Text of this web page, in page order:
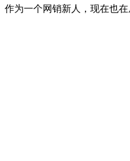
作为一个网销新人，现在也